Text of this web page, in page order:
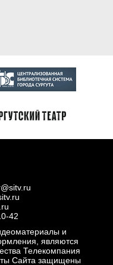
42
и
являются
Телекомпания
Сайта защищены